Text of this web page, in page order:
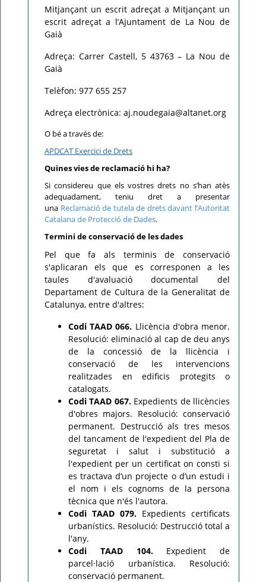
Mitjançant un escrit adreçat a Mitjançant un
escrit adreçat a l’Ajuntament de La Nou de
Gaià
Adreça: Carrer Castell, 5 43763 – La Nou de
Gaià
Telèfon: 977 655 257
Adreça electrònica: aj.noudegaia@altanet.org
O bé a través de:
APDCAT Exercici de Drets
Quines vies de reclamació hi ha?
Si considereu que els vostres drets no s’han atès
adequadament, teniu dret a presentar
una Reclamació de tutela de drets davant l’Autoritat
Catalana de Protecció de Dades.
Termini de conservació de les dades
Pel que fa als terminis de conservació
s'aplicaran els que es corresponen a les
taules d'avaluació documental del
Departament de Cultura de la Generalitat de
Catalunya, entre d'altres:
Codi TAAD 066. Llicència d'obra menor.
Resolució: eliminació al cap de deu anys
de la concessió de la llicència i
conservació de les intervencions
realitzades en edificis protegits o
catalogats.
Codi TAAD 067.Expedients de llicències
d'obres majors. Resolució: conservació
permanent. Destrucció als tres mesos
del tancament de l'expedient del Pla de
seguretat i salut i substitució a
l'expedient per un certificat on consti si
es tractava d’un projecte o d’un estudi i
el nom i els cognoms de la persona
tècnica que n'és l'autora.
Codi TAAD 079. Expedients certificats
urbanístics. Resolució: Destrucció total a
l'any.
Codi TAAD 104.Expedient de
parcel·lació urbanística. Resolució:
conservació permanent.